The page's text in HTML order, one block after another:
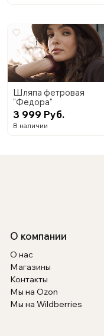
Шляпа фетровая
"Федора"
3 999 Руб.
В наличии
О компании
О нас
Магазины
Контакты
Мы на Ozon
Мы на Wildberries